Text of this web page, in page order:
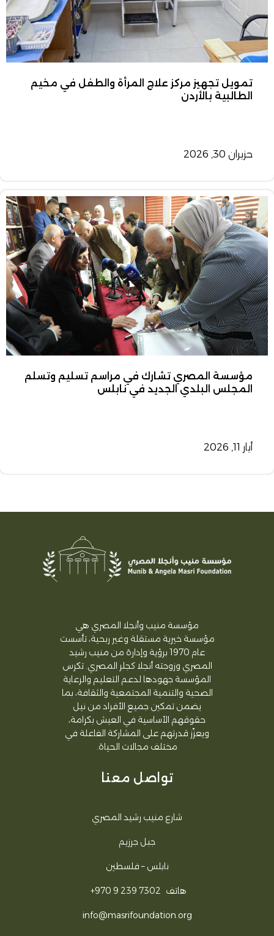
تمويل تجهيز مركز علاج المرأة والطفل في مخيم
الطالبية بالأردن
حزيران 30, 2026
مؤسسة المصري تشارك في مراسم تسليم وتسلم
المجلس البلدي الجديد في نابلس
أيار 11, 2026
مؤسسة منيب وأنجلا المصري هي
مؤسسة خيرية مستقلة وغير ربحية، تأسست
عام 1970 برؤية وإدارة من منيب رشيد
المصري وزوجته أنجلا كجلر المصري. تكرس
المؤسسة جهودها لدعم التعليم والرعاية
الصحية والتنمية المجتمعية والثقافة، بما
يضمن تمكين جميع الأفراد من نيل
حقوقهم الأساسية في العيش بكرامة،
ويعزّز قدرتهم على المشاركة الفاعلة في
مختلف مجالات الحياة.
تواصل معنا
شارع منيب رشيد المصري
جبل جرزيم
نابلس – فلسطين
هاتف +970 9 239 7302
info@masrifoundation.org